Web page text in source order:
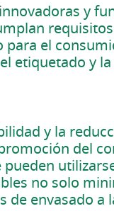
y
el
etiquetado y
y la
del
no solo
envasado a